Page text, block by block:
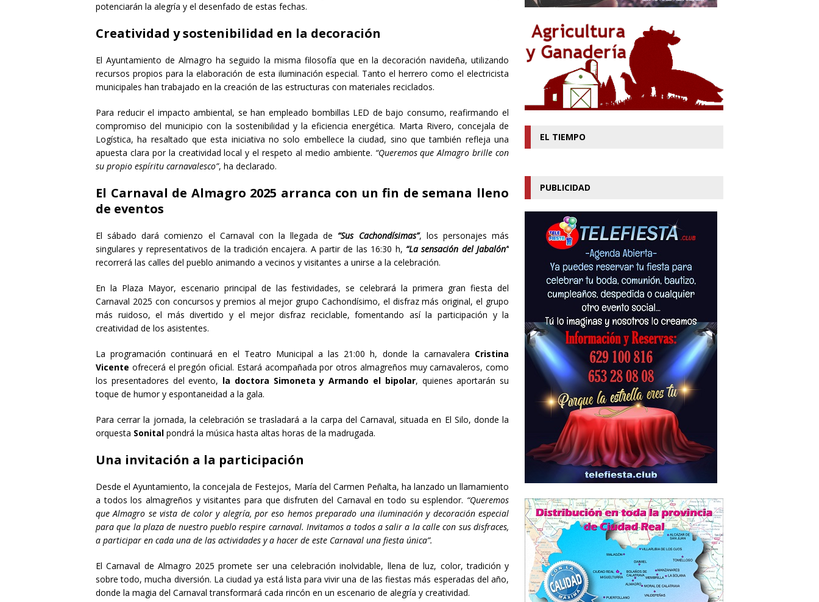
potenciarán la alegría y el desenfado de estas fechas.
Creatividad y sostenibilidad en la decoración
El Ayuntamiento de Almagro ha seguido la misma filosofía que en la decoración navideña, utilizando
recursos propios para la elaboración de esta iluminación especial. Tanto el herrero como el electricista
municipales han trabajado en la creación de las estructuras con materiales reciclados.
Para reducir el impacto ambiental, se han empleado bombillas LED de bajo consumo, reafirmando el
compromiso del municipio con la sostenibilidad y la eficiencia energética. Marta Rivero, concejala de
Logística, ha resaltado que esta iniciativa no solo embellece la ciudad, sino que también refleja una
apuesta clara por la creatividad local y el respeto al medio ambiente. “Queremos que Almagro brille con
su propio espíritu carnavalesco”, ha declarado.
El Carnaval de Almagro 2025 arranca con un fin de semana lleno
de eventos
El sábado dará comienzo el Carnaval con la llegada de “Sus Cachondísimas”, los personajes más
singulares y representativos de la tradición encajera. A partir de las 16:30 h, “La sensación del Jabalón”
recorrerá las calles del pueblo animando a vecinos y visitantes a unirse a la celebración.
En la Plaza Mayor, escenario principal de las festividades, se celebrará la primera gran fiesta del
Carnaval 2025 con concursos y premios al mejor grupo Cachondísimo, el disfraz más original, el grupo
más ruidoso, el más divertido y el mejor disfraz reciclable, fomentando así la participación y la
creatividad de los asistentes.
La programación continuará en el Teatro Municipal a las 21:00 h, donde la carnavalera Cristina
Vicente ofrecerá el pregón oficial. Estará acompañada por otros almagreños muy carnavaleros, como
los presentadores del evento, la doctora Simoneta y Armando el bipolar, quienes aportarán su
toque de humor y espontaneidad a la gala.
Para cerrar la jornada, la celebración se trasladará a la carpa del Carnaval, situada en El Silo, donde la
orquesta Sonital pondrá la música hasta altas horas de la madrugada.
Una invitación a la participación
Desde el Ayuntamiento, la concejala de Festejos, María del Carmen Peñalta, ha lanzado un llamamiento
a todos los almagreños y visitantes para que disfruten del Carnaval en todo su esplendor. “Queremos
que Almagro se vista de color y alegría, por eso hemos preparado una iluminación y decoración especial
para que la plaza de nuestro pueblo respire carnaval. Invitamos a todos a salir a la calle con sus disfraces,
a participar en cada una de las actividades y a hacer de este Carnaval una fiesta única”.
El Carnaval de Almagro 2025 promete ser una celebración inolvidable, llena de luz, color, tradición y
sobre todo, mucha diversión. La ciudad ya está lista para vivir una de las fiestas más esperadas del año,
donde la magia del Carnaval transformará cada rincón en un escenario de alegría y creatividad.
EL TIEMPO
PUBLICIDAD